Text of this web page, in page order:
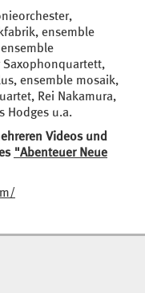
ensemble
ensemble mosaik,
Rei Nakamura,
Hodges u.a.
Videos und
"Abenteuer Neue